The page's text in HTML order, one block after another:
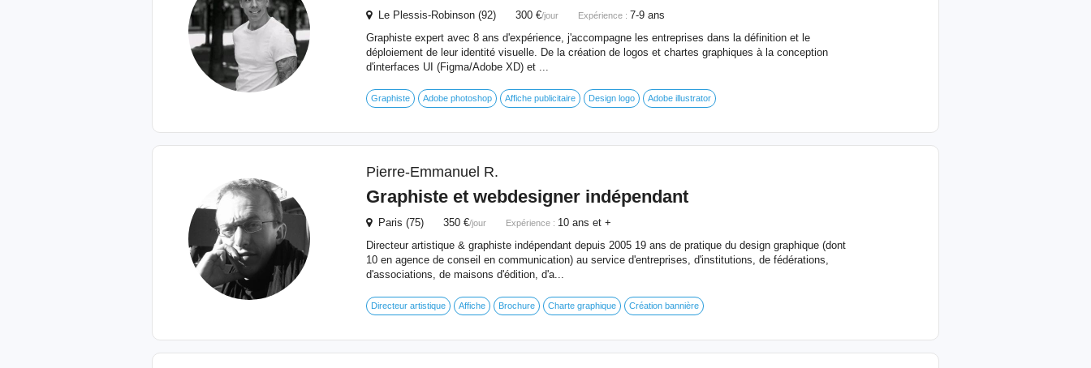
Le Plessis-Robinson (92) 300 €/jour Expérience : 7-9 ans
Graphiste expert avec 8 ans d'expérience, j'accompagne les entreprises dans la définition et le
déploiement de leur identité visuelle. De la création de logos et chartes graphiques à la conception
d'interfaces UI (Figma/Adobe XD) et ...
Graphiste Adobe photoshop Affiche publicitaire Design logo Adobe illustrator
Pierre-Emmanuel R.
Graphiste et webdesignerindépendant
Paris (75) 350 €/jour Expérience : 10 ans et +
Directeur artistique & graphiste indépendant depuis 2005 19 ans de pratique du design graphique (dont
10 en agence de conseil en communication) au service d'entreprises, d'institutions, de fédérations,
d'associations, de maisons d'édition, d'a...
Directeur artistique Affiche Brochure Charte graphique Création bannière